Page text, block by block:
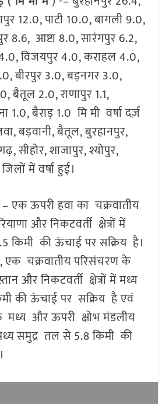
12.0, पाटी 10.0, बागली 9.0,
8.6, आष्टा 8.0, सारंगपुर 6.2,
विजयपुर 4.0, कराहल 4.0,
बीरपुर 3.0, बड़नगर 3.0,
बैतूल 2.0, राणापुर 1.1,
बैराड़ 1.0 मि मी वर्षा दर्ज़
बड़वानी, बैतूल, बुरहानपुर,
सीहोर, शाजापुर, श्योपुर,
में वर्षा हुई।
एक ऊपरी हवा का चक्रवातीय
और निकटवर्ती क्षेत्रों में
किमी की ऊंचाई पर सक्रिय है।
, एक चक्रवातीय परिसंचरण के
और निकटवर्ती क्षेत्रों में मध्य
की ऊंचाई पर सक्रिय है एवं
और ऊपरी क्षोभ मंडलीय
समुद्र तल से 5.8 किमी की